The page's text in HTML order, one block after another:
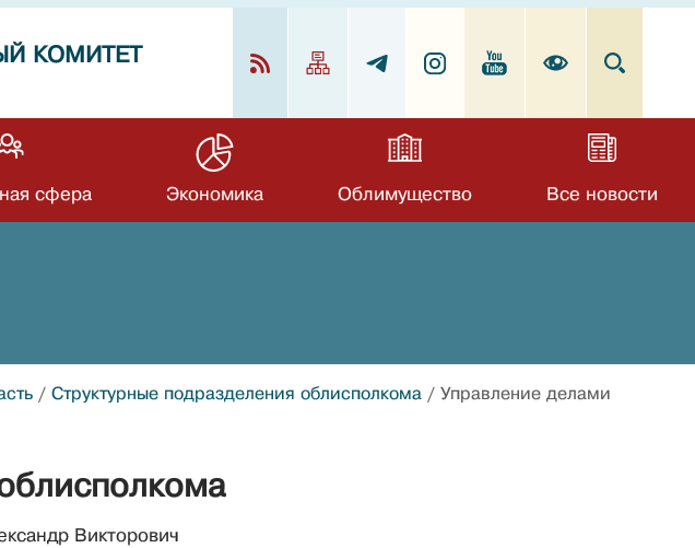
КОМИТЕТ
сфера Экономика Облимущество Все новости
/ Структурные подразделения облисполкома / Управление делами
Викторович